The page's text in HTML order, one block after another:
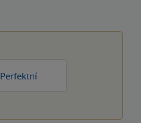
Perfektní